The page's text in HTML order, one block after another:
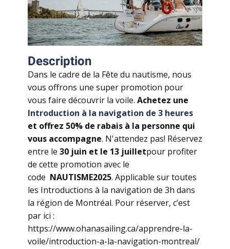
Description
Dans le cadre de la Fête du nautisme, nous
vous offrons une super promotion pour
vous faire découvrir la voile. Achetez une
Introduction à la navigation de 3 heures
et offrez 50% de rabais à la personne qui
vous accompagne. N'attendez pas! Réservez
entre le 30 juin et le 13 juilletpour profiter
de cette promotion avec le
code NAUTISME2025. Applicable sur toutes
les Introductions à la navigation de 3h dans
la région de Montréal. Pour réserver, c’est
par ici :
https://www.ohanasailing.ca/apprendre-la-
voile/introduction-a-la-navigation-montreal/